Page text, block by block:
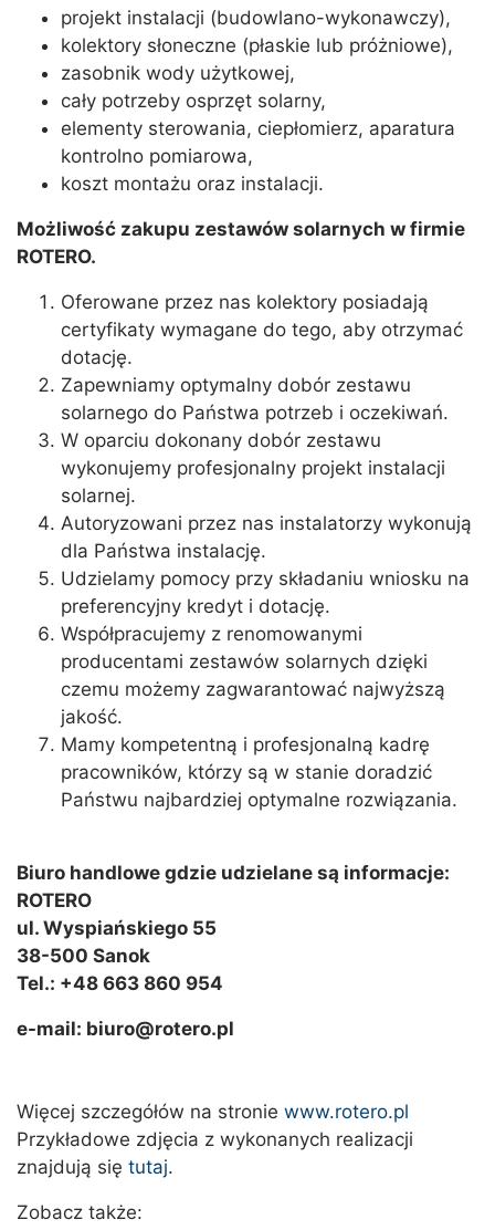
projekt instalacji (budowlano-wykonawczy),
kolektory słoneczne (płaskie lub próżniowe),
zasobnik wody użytkowej,
cały potrzeby osprzęt solarny,
elementy sterowania, ciepłomierz, aparatura
kontrolno pomiarowa,
koszt montażu oraz instalacji.
Możliwość zakupu zestawów solarnych w firmie
ROTERO.
Oferowane przez nas kolektory posiadają
certyfikaty wymagane do tego, aby otrzymać
dotację.
Zapewniamy optymalny dobór zestawu
solarnego do Państwa potrzeb i oczekiwań.
W oparciu dokonany dobór zestawu
wykonujemy profesjonalny projekt instalacji
solarnej.
Autoryzowani przez nas instalatorzy wykonują
dla Państwa instalację.
Udzielamy pomocy przy składaniu wniosku na
preferencyjny kredyt i dotację.
Współpracujemy z renomowanymi
producentami zestawów solarnych dzięki
czemu możemy zagwarantować najwyższą
jakość.
Mamy kompetentną i profesjonalną kadrę
pracowników, którzy są w stanie doradzić
Państwu najbardziej optymalne rozwiązania.
Biuro handlowe gdzie udzielane są informacje:
ROTERO
ul. Wyspiańskiego 55
38-500 Sanok
Tel.: +48 663 860 954
e-mail: biuro@rotero.pl
Więcej szczegółów na stronie www.rotero.pl
Przykładowe zdjęcia z wykonanych realizacji
znajdują się tutaj.
Zobacz także: